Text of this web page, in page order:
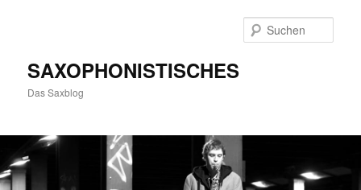
SAXOPHONISTISCHES
Das Saxblog